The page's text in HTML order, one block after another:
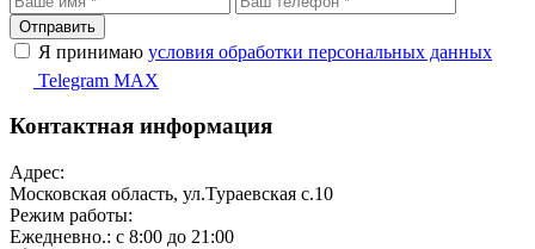
Отправить
Я принимаю условия обработки персональных данных
Telegram MAX
Контактная информация
Адрес:
Московская область, ул.Тураевская с.10
Режим работы:
Ежедневно.: с 8:00 до 21:00